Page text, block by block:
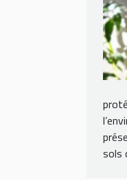
sols